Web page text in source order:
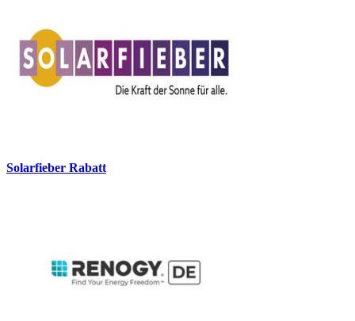
Solarfieber Rabatt